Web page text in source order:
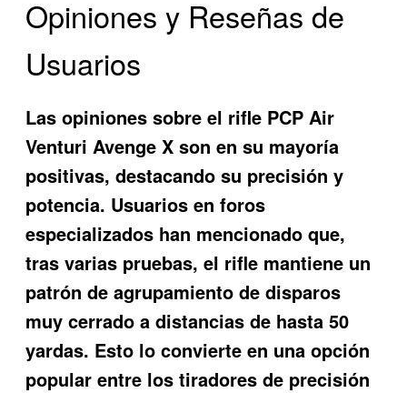
Opiniones y Reseñas de
Usuarios
Las opiniones sobre el rifle PCP Air
Venturi Avenge X son en su mayoría
positivas, destacando su precisión y
potencia. Usuarios en foros
especializados han mencionado que,
tras varias pruebas, el rifle mantiene un
patrón de agrupamiento de disparos
muy cerrado a distancias de hasta 50
yardas. Esto lo convierte en una opción
popular entre los tiradores de precisión